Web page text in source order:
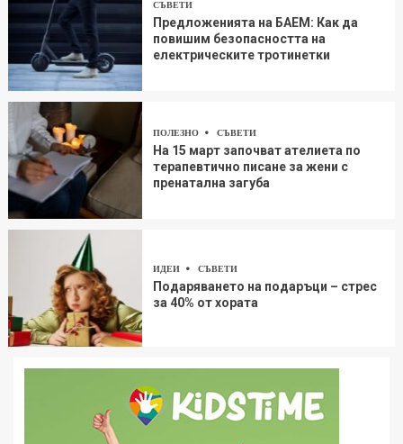
СЪВЕТИ
Предложенията на БАЕМ: Как да
повишим безопасността на
електрическите тротинетки
ПОЛЕЗНО СЪВЕТИ
На 15 март започват ателиета по
терапевтично писане за жени с
пренатална загуба
ИДЕИ СЪВЕТИ
Подаряването на подаръци – стрес
за 40% от хората